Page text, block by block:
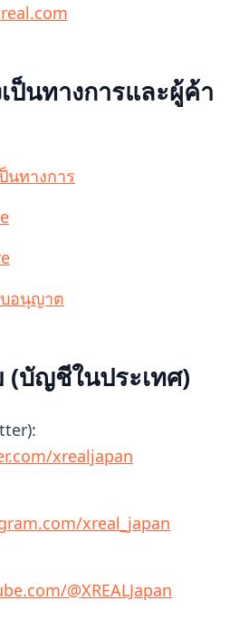
ป็นทางการและผู้ค้า
นทางการ
อนุญาต
(บัญชีในประเทศ)
xrealjapan
xreal_japan
@XREALJapan